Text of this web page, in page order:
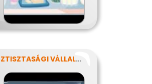
KÉZTISZTASÁGI VÁLLALAT